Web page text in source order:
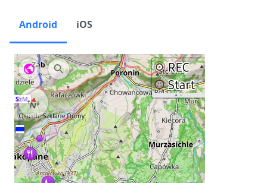
Android iOS